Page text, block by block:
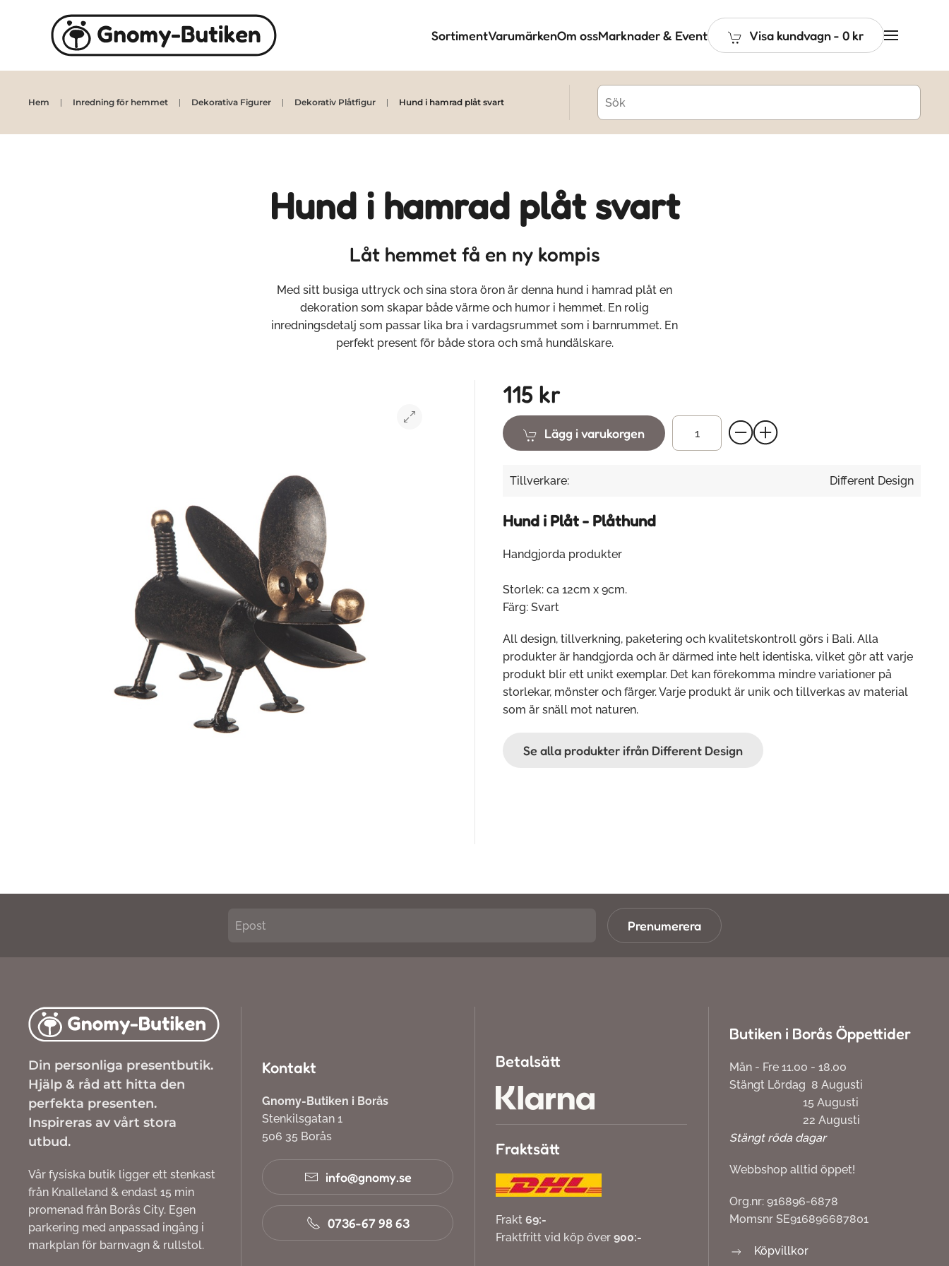
Skip to main content SortimentVarumärkenOm ossMarknader & Event Visa kundvagn- 0 kr
Hem Inredning för hemmet Dekorativa Figurer Dekorativ Plåtfigur Hund i hamrad plåt svart
Hund i hamrad plåt svart
Låt hemmet få en ny kompis
Med sitt busiga uttryck och sina stora öron är denna hund i hamrad plåt en
dekoration som skapar både värme och humor i hemmet. En rolig
inredningsdetalj som passar lika bra i vardagsrummet som i barnrummet. En
perfekt present för både stora och små hundälskare.
115 kr
Lägg i varukorgen
Tillverkare: Different Design
Hund i Plåt - Plåthund
Handgjorda produkter
Storlek: ca 12cm x 9cm.
Färg: Svart
All design, tillverkning, paketering och kvalitetskontroll görs i Bali. Alla
produkter är handgjorda och är därmed inte helt identiska, vilket gör att varje
produkt blir ett unikt exemplar. Det kan förekomma mindre variationer på
storlekar, mönster och färger. Varje produkt är unik och tillverkas av material
som är snäll mot naturen.
Se alla produkter ifrån Different Design
Prenumerera
Din personliga presentbutik.
Hjälp & råd att hitta den
perfekta presenten.
Inspireras av vårt stora
utbud.
Vår fysiska butik ligger ett stenkast
från Knalleland & endast 15 min
promenad från Borås City. Egen
parkering med anpassad ingång i
markplan för barnvagn & rullstol.
Kontakt
Gnomy-Butiken i Borås
Stenkilsgatan 1
506 35 Borås
info@gnomy.se
0736-67 98 63
Betalsätt
Fraktsätt
Frakt 69:-
Fraktfritt vid köp över 900:-
Butiken i Borås Öppettider
Mån - Fre 11.00 - 18.00
Stängt Lördag 8 Augusti
15 Augusti
22 Augusti
Stängt röda dagar
Webbshop alltid öppet!
Org.nr: 916896-6878
Momsnr SE916896687801
Köpvillkor